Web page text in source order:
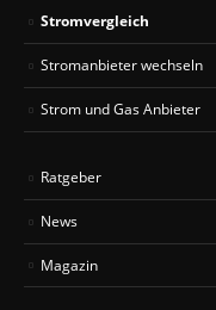
Stromvergleich
Stromanbieter wechseln
Strom und Gas Anbieter
Ratgeber
News
Magazin